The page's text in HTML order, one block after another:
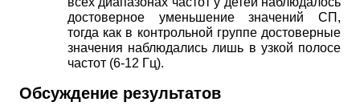
достоверное уменьшение значений СП,
тогда как в контрольной группе достоверные
значения наблюдались лишь в узкой полосе
частот (6-12 Гц).
Обсуждение результатов